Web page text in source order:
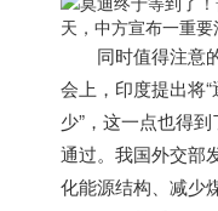
天，中方宣布一重要
同时值得注意
会上， 印度提出将
少”，这一点也得
通过。我国外交部
化能源结构、减少